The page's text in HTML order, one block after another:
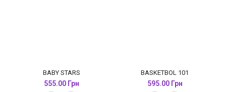
BABY STARS
555.00 Грн
BASKETBOL 101
595.00 Грн